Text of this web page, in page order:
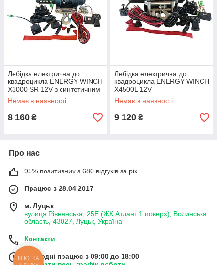
Лебідка електрична до
квадроцикла ENERGY WINCH
Х3000 SR 12V з синтетичним
тросом
Немає в наявності
8 160 ₴
Лебідка електрична до
квадроцикла ENERGY WINCH
Х4500L 12V
Немає в наявності
9 120 ₴
Про нас
95% позитивних з 680 відгуків за рік
Працює з 28.04.2017
м. Луцьк
вулиця Рівненська, 25Е (ЖК Атлант 1 поверх), Волинська
область, 43027, Луцьк, Україна
Контакти
Сьогодні працює з 09:00 до 18:00
КНОПКА